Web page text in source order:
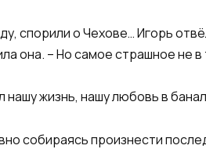
спорили о Чехове… Игорь
она. – Но самое страшное не
нашу жизнь, нашу любовь в
собираясь произнести